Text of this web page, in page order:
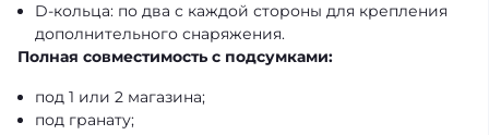
D-кольца: по два с каждой стороны для крепления
дополнительного снаряжения.
Полная совместимость с подсумками:
под 1 или 2 магазина;
под гранату;